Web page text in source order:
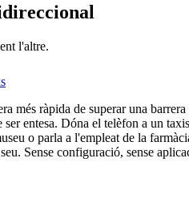
l'altre.
més ràpida de superar una
ser entesa. Dóna el telèfon a un
o parla a l'empleat de la
Sense configuració, sense